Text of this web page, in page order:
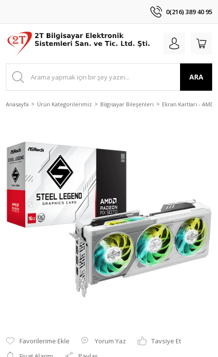
0(216) 389 40 95
ARA
Anasayfa Ürün Kategorilerimiz Bilgisayar Bileşenleri Ekran Kartları - AMD
Yorum Yaz
Tavsiye Et